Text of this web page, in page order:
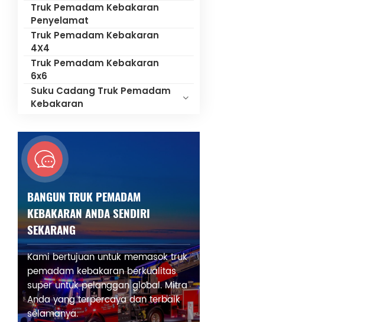
Truk Pemadam Kebakaran
Penyelamat
Truk Pemadam Kebakaran
4X4
Truk Pemadam Kebakaran
6x6
Suku Cadang Truk Pemadam
Kebakaran
BANGUN TRUK PEMADAM
KEBAKARAN ANDA SENDIRI
SEKARANG
Kami bertujuan untuk memasok truk
pemadam kebakaran berkualitas
super untuk pelanggan global. Mitra
Anda yang terpercaya dan terbaik
selamanya.